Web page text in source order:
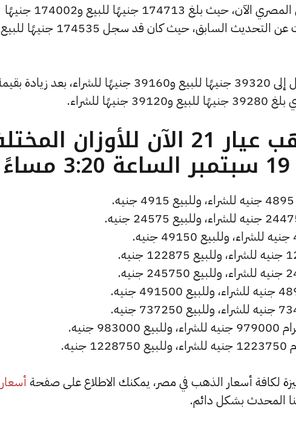
وشهد سعر الاونصة ارتفاعًا بالسوق المصري الآن، حيث بلغ 174713 جنيهًا للبيع و174002 جنيهًا
للشراء، مرتفعًا بمقدار 178 جنيهات عن التحديث السابق، حيث كان قد سجل
للشراء.
ما هو سعر الذهب عيار 21 الآن للأوزان
أسعار
المحدث بشكل دائم.